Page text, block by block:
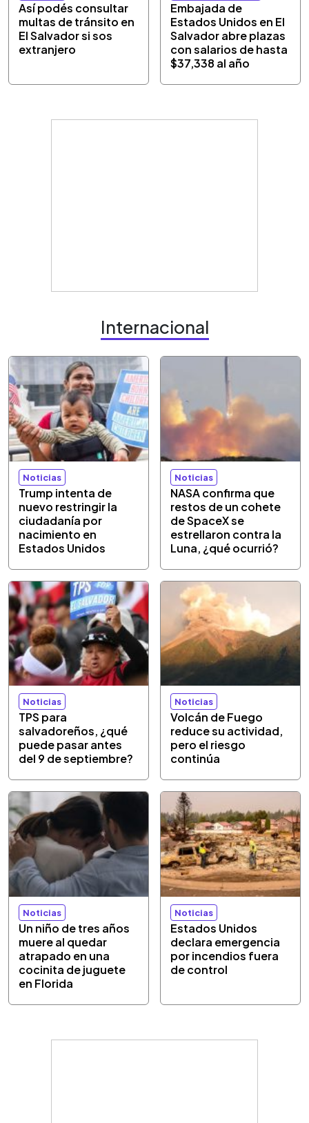
Así podés consultar
multas de tránsito en
El Salvador si sos
extranjero
Embajada de
Estados Unidos en El
Salvador abre plazas
con salarios de hasta
$37,338 al año
Internacional
Noticias
Trump intenta de
nuevo restringir la
ciudadanía por
nacimiento en
Estados Unidos
Noticias
NASA confirma que
restos de un cohete
de SpaceX se
estrellaron contra la
Luna, ¿qué ocurrió?
Noticias
TPS para
salvadoreños, ¿qué
puede pasar antes
del 9 de septiembre?
Noticias
Volcán de Fuego
reduce su actividad,
pero el riesgo
continúa
Noticias
Un niño de tres años
muere al quedar
atrapado en una
cocinita de juguete
en Florida
Noticias
Estados Unidos
declara emergencia
por incendios fuera
de control